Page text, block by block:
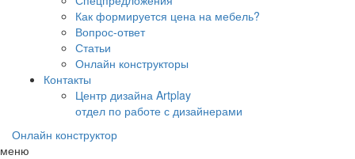
Как формируется цена на мебель?
Вопрос-ответ
Статьи
Онлайн конструкторы
Контакты
Центр дизайна Artplay
отдел по работе с дизайнерами
Онлайн конструктор
меню